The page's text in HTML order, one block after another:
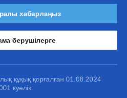
хабарлаңыз
берушілерге
құқық қорғалған 01.08.2024
куәлік.